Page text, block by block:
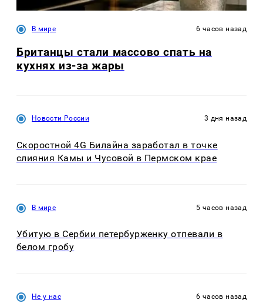
В мире 6 часов назад
Британцы стали массово спать на
кухнях из-за жары
Новости России 3 дня назад
Скоростной 4G Билайна заработал в точке
слияния Камы и Чусовой в Пермском крае
В мире 5 часов назад
Убитую в Сербии петербурженку отпевали в
белом гробу
Не у нас 6 часов назад